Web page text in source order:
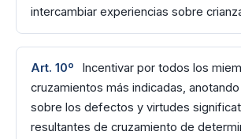
intercambiar experiencias sobre
Art. 10º
Incentivar por todos los
cruzamientos más indicadas,
sobre los defectos y virtudes
resultantes de cruzamiento de